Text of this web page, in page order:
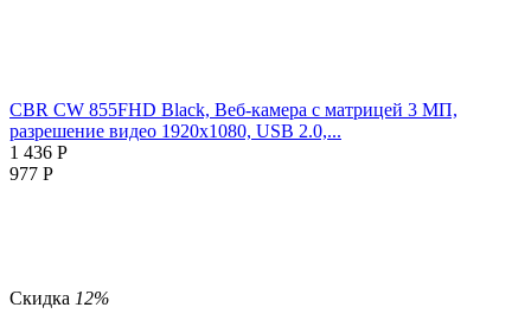
CBR CW 855FHD Black, Веб-камера с матрицей 3 МП,
разрешение видео 1920х1080, USB 2.0,...
1 436 Р
977 Р
Скидка 12%